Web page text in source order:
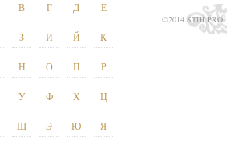
В Г Д Е
З И Й К
Н О П Р
У Ф Х Ц
Щ Э Ю Я
©2014 STIH.PRO